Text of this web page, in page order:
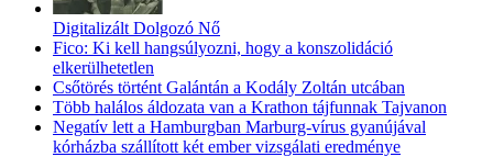
Digitalizált Dolgozó Nő
Fico: Ki kell hangsúlyozni, hogy a konszolidáció
elkerülhetetlen
Csőtörés történt Galántán a Kodály Zoltán utcában
Több halálos áldozata van a Krathon tájfunnak Tajvanon
Negatív lett a Hamburgban Marburg-vírus gyanújával
kórházba szállított két ember vizsgálati eredménye